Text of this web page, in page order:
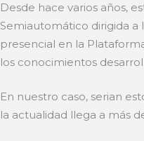
Desde hace varios años,
Semiautomático dirigida
presencial en la
los conocimientos
En nuestro caso, serian
la actualidad llega a más